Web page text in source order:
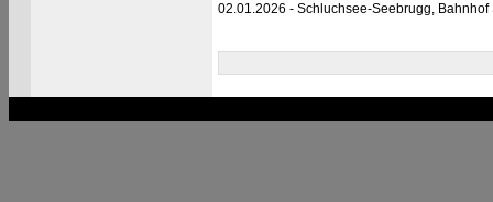
02.01.2026 - Schluchsee-Seebrugg, Bahnhof